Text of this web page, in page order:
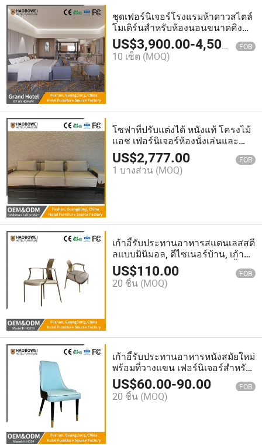
ชุดเฟอร์นิเจอร์โรงแรมห้าดาวสไตล์
โมเดิร์นสำหรับห้องนอนขนาดคิง
ไซส์แบบขายส่ง
US$3,900.00-4,500.00 FOB
10 เซ็ต (MOQ)
โซฟาที่ปรับแต่งได้ หนังแท้ โครงไม้
แอช เฟอร์นิเจอร์ห้องนั่งเล่นและ
เฟอร์นิเจอร์โรงแรม โซฟาสำหรับ
พื้นที่สาธารณะ สบายและหรูหรา
US$2,777.00 FOB
1 บางส่วน (MOQ)
เก้าอี้รับประทานอาหารสแตนเลสสตี
ลแบบมินิมอล, ดีไซเนอร์บ้าน, เก้าอี้
รับประทานอาหารหรูหรา, เก้าอี้ร้าน
อาหารโรงแรมหรูเบา
US$110.00 FOB
20 ชิ้น (MOQ)
เก้าอี้รับประทานอาหารหนังสมัยใหม่
พร้อมที่วางแขน เฟอร์นิเจอร์สำหรับ
บ้าน ห้องรับประทานอาหาร
โรงแรม ขายส่ง
US$60.00-90.00 FOB
20 ชิ้น (MOQ)